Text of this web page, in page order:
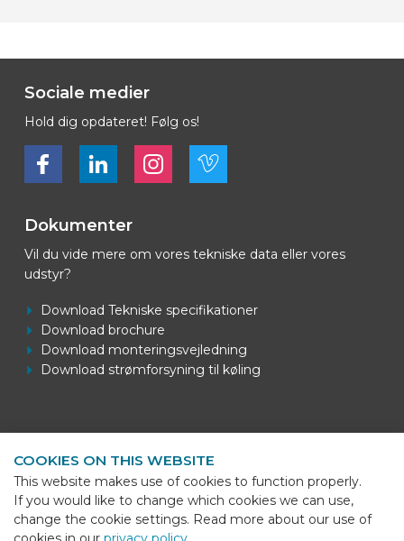
Sociale medier
Hold dig opdateret! Følg os!
Bekijk ons op FacebookBekijk ons op LinkedInBekijk ons op LinkedInBekijk ons op Vimeo
Dokumenter
Vil du vide mere om vores tekniske data eller vores
udstyr?
Download Tekniske specifikationer
Download brochure
Download monteringsvejledning
Download strømforsyning til køling
BEKS Systems
Meerheide 58
5521 DZ Eersel
COOKIES ON THIS WEBSITE
This website makes use of cookies to function properly.
If you would like to change which cookies we can use,
change the cookie settings. Read more about our use of